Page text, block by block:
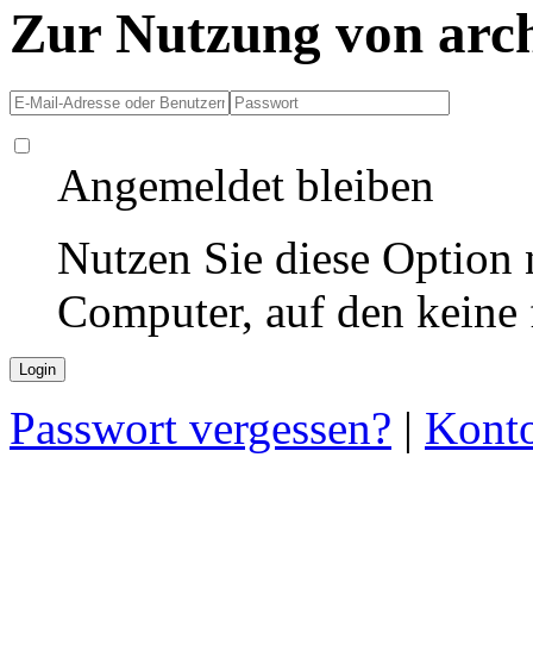
Zur Nutzung von
Angemeldet bleiben
Nutzen Sie diese
Computer, auf den
Passwort vergessen? |